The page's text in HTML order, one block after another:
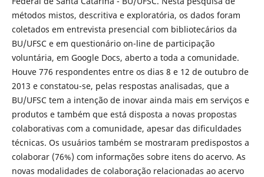
métodos mistos, descritiva e exploratória, os dados foram
coletados em entrevista presencial com bibliotecários da
BU/UFSC e em questionário on-line de participação
voluntária, em Google Docs, aberto a toda a comunidade.
Houve 776 respondentes entre os dias 8 e 12 de outubro de
2013 e constatou-se, pelas respostas analisadas, que a
BU/UFSC tem a intenção de inovar ainda mais em serviços e
produtos e também que está disposta a novas propostas
colaborativas com a comunidade, apesar das dificuldades
técnicas. Os usuários também se mostraram predispostos a
colaborar (76%) com informações sobre itens do acervo. As
novas modalidades de colaboração relacionadas ao acervo